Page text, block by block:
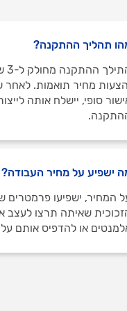
תהליך ההתקנה?
מחיר תואמות.
ישפיע על מחיר העבודה?
המחיר, ישפיעו פרמטרים
שאיתה תרצו לעצב
או להדפיס אותם